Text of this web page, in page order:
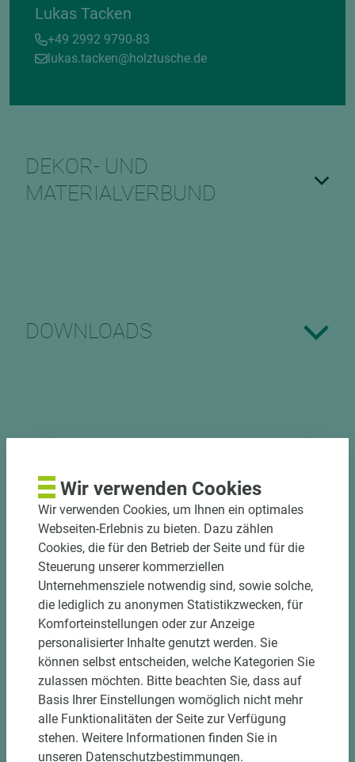
Lukas Tacken
+49 2992 9790-83
lukas.tacken@holztusche.de
DEKOR- UND
MATERIALVERBUND
DOWNLOADS
2 weitere Varianten
Art.-Nr. 06200020018
EGGER Dekorspanplatte Eurodekor
U201 ST9 Smoothtouch Matt
Wir verwenden Cookies
Wir verwenden Cookies, um Ihnen ein optimales
Webseiten-Erlebnis zu bieten. Dazu zählen
Cookies, die für den Betrieb der Seite und für die
Steuerung unserer kommerziellen
Unternehmensziele notwendig sind, sowie solche,
die lediglich zu anonymen Statistikzwecken, für
Komforteinstellungen oder zur Anzeige
personalisierter Inhalte genutzt werden. Sie
können selbst entscheiden, welche Kategorien Sie
zulassen möchten. Bitte beachten Sie, dass auf
Basis Ihrer Einstellungen womöglich nicht mehr
alle Funktionalitäten der Seite zur Verfügung
stehen. Weitere Informationen finden Sie in
unseren Datenschutzbestimmungen.